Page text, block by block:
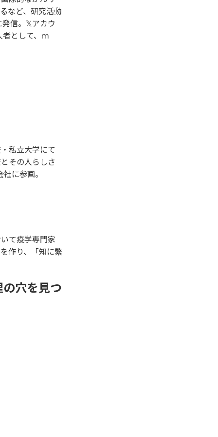
など、研究活動
発信。𝕏アカウ
として、ｍ
私立大学にて
その人らしさ
に参画。
て疫学専門家
作り、「知に繁
穴を見つ